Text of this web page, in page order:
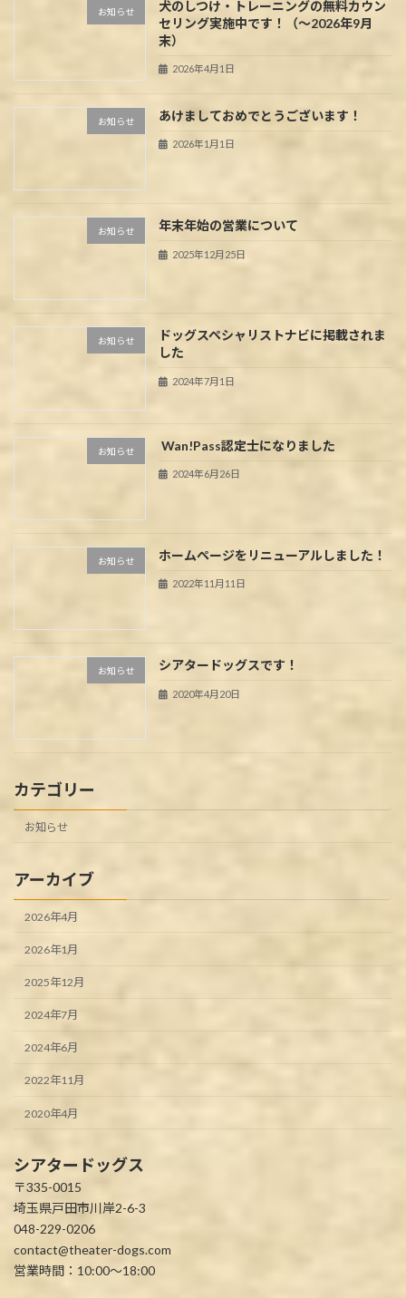
お知らせ
犬のしつけ・トレーニングの無料カウン
セリング実施中です！（～2026年9月
末）
2026年4月1日
お知らせ あけましておめでとうございます！
2026年1月1日
お知らせ 年末年始の営業について
2025年12月25日
お知らせ
ドッグスペシャリストナビに掲載されま
した
2024年7月1日
お知らせ Wan!Pass認定士になりました
2024年6月26日
お知らせ ホームページをリニューアルしました！
2022年11月11日
お知らせ シアタードッグスです！
2020年4月20日
カテゴリー
お知らせ
アーカイブ
2026年4月
2026年1月
2025年12月
2024年7月
2024年6月
2022年11月
2020年4月
シアタードッグス
〒335-0015
埼玉県戸田市川岸2-6-3
048-229-0206
contact@theater-dogs.com
営業時間：10:00～18:00